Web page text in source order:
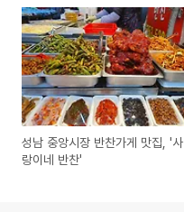
성남 중앙시장 반찬가게 맛집, '사
랑이네 반찬'